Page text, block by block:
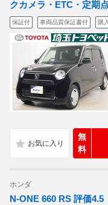
クカメラ・ETC・定期
保証付 車両品質保証書付 購
無
料
ホンダ
N-ONE 660 RS 評価